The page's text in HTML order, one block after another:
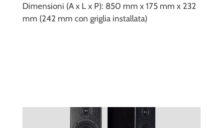
Dimensioni (A x L x P): 850 mm x 175 mm x 232
mm (242 mm con griglia installata)